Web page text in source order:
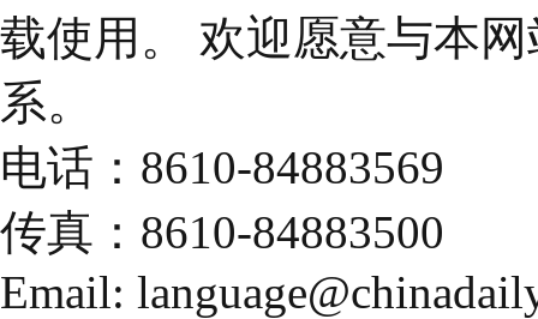
载使用。 欢迎愿意与本
系。
电话：8610-84883569
传真：8610-84883500
Email: